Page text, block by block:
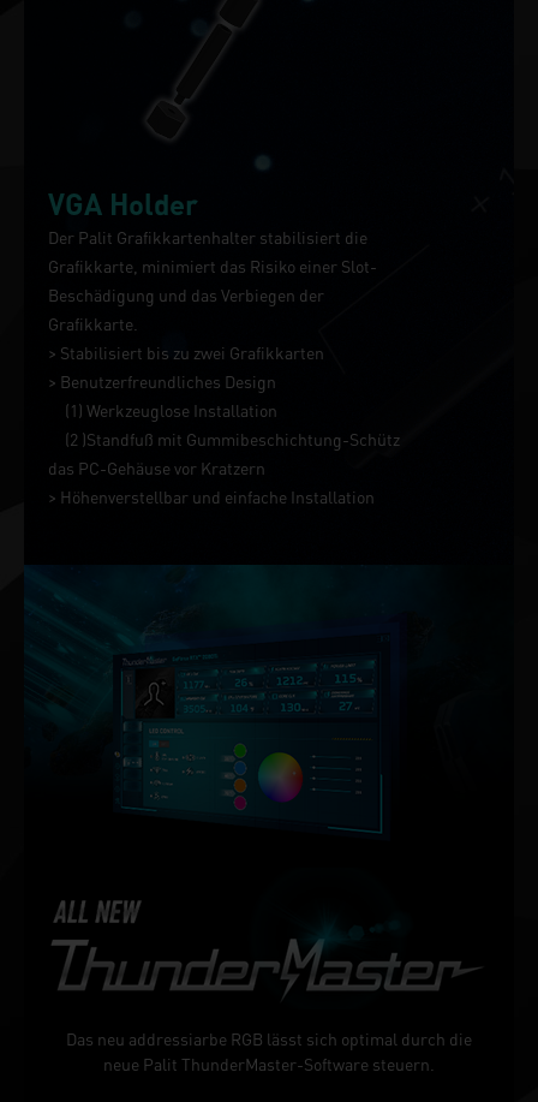
VGA Holder
Der Palit Grafikkartenhalter stabilisiert die
Grafikkarte, minimiert das Risiko einer Slot-
Beschädigung und das Verbiegen der
Grafikkarte.
> Stabilisiert bis zu zwei Grafikkarten
> Benutzerfreundliches Design
(1) Werkzeuglose Installation
(2 )Standfuß mit Gummibeschichtung-Schütz
das PC-Gehäuse vor Kratzern
> Höhenverstellbar und einfache Installation
Das neu addressiarbe RGB lässt sich optimal durch die
neue Palit ThunderMaster-Software steuern.